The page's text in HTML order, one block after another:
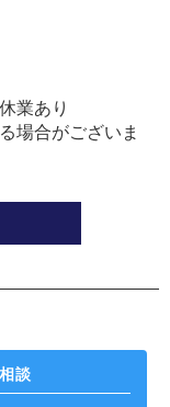
業あり
場合がございま
談